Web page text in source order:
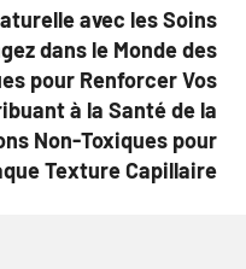
avec les Soins
dans le Monde des
pour Renforcer Vos
à la Santé de la
Non-Toxiques pour
Texture Capillaire